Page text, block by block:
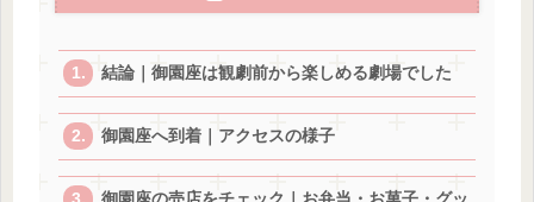
結論｜御園座は観劇前から楽しめる劇場でした
御園座へ到着｜アクセスの様子